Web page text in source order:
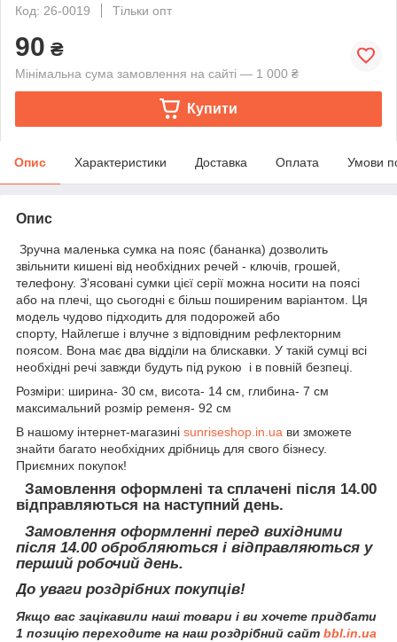
Код: 26-0019
Тільки опт
90 ₴
Мінімальна сума замовлення на сайті — 1 000 ₴
Купити
Опис Характеристики Доставка Оплата Умови
Опис
Зручна маленька сумка на пояс (бананка) дозволить
звільнити кишені від необхідних речей - ключів, грошей,
телефону. З’ясовані сумки цієї серії можна носити на поясі
або на плечі, що сьогодні є більш поширеним варіантом. Ця
модель чудово підходить для подорожей або
спорту, Найлегше і влучне з відповідним рефлекторним
поясом. Вона має два відділи на блискавки. У такій сумці всі
необхідні речі завжди будуть під рукою і в повній безпеці.
Розміри: ширина- 30 см, висота- 14 см, глибина- 7 см
максимальний розмір ременя- 92 см
В нашому інтернет-магазині sunriseshop.in.ua ви зможете
знайти багато необхідних дрібниць для свого бізнесу.
Приємних покупок!
Замовлення оформлені та сплачені після 14.00
відправляються на наступний день.
Замовлення оформленні перед вихідними
після 14.00 обробляються і відправляються у
перший робочий день.
До уваги роздрібних покупців!
Якщо вас зацікавили наші товари і ви хочете придбати
1 позицію переходите на наш роздрібний сайт bbl.in.ua